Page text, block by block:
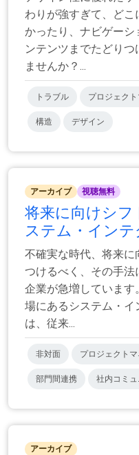
わりが強すぎて、どこ
かったり、ナビゲーシ
ンテンツまでたどり
ませんか？...
トラブル プロジェク
構造 デザイン
アーカイブ 視聴無料
将来に向けシフ
ステム・イン
不確実な時代、将来
つけるべく、その手法
企業が急増していま
場にあるシステム・
は、従来...
非対面 プロジェクトマ
部門間連携 社内コミ
アーカイブ